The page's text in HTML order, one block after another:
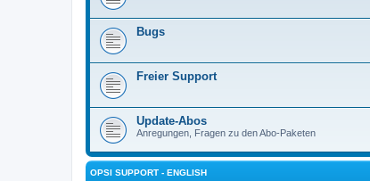
Bugs
Freier Support
Update-Abos
Anregungen, Fragen zu den Abo-Paketen
OPSI SUPPORT - ENGLISH